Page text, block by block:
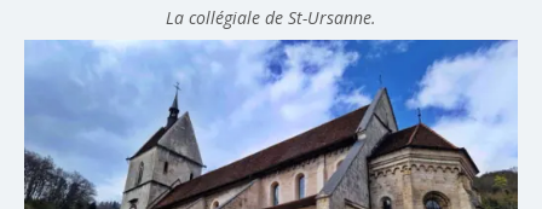
La collégiale de St-Ursanne.